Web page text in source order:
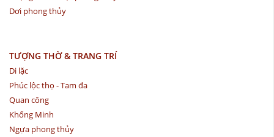
Dơi phong thủy
TƯỢNG THỜ & TRANG TRÍ
Di lặc
Phúc lộc thọ - Tam đa
Quan công
Khổng Minh
Ngựa phong thủy